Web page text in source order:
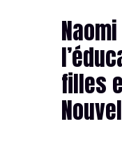
filles